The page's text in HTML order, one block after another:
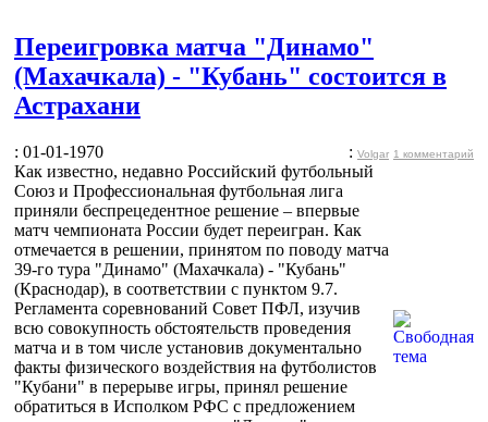
Переигровка матча "Динамо"
(Махачкала) - "Кубань" состоится в
Астрахани
: 01-01-1970 : Volgar 1 комментарий
Как известно, недавно Российский футбольный
Союз и Профессиональная футбольная лига
приняли беспрецедентное решение – впервые
матч чемпионата России будет переигран. Как
отмечается в решении, принятом по поводу матча
39-го тура "Динамо" (Махачкала) - "Кубань"
(Краснодар), в соответствии с пунктом 9.7.
Регламента соревнований Совет ПФЛ, изучив
всю совокупность обстоятельств проведения
матча и в том числе установив документально
факты физического воздействия на футболистов
"Кубани" в перерыве игры, принял решение
обратиться в Исполком РФС с предложением